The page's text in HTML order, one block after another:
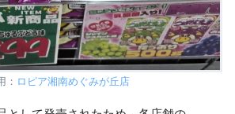
： ロピア湘南めぐみが丘店